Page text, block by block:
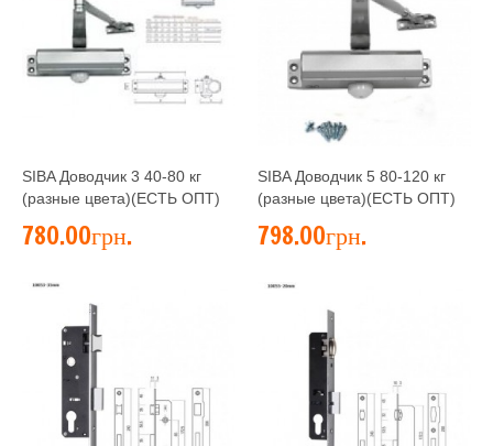
SIBA Доводчик 3 40-80 кг
(разные цвета)(ЕСТЬ ОПТ)
780.00грн.
SIBA Доводчик 5 80-120 кг
(разные цвета)(ЕСТЬ ОПТ)
798.00грн.